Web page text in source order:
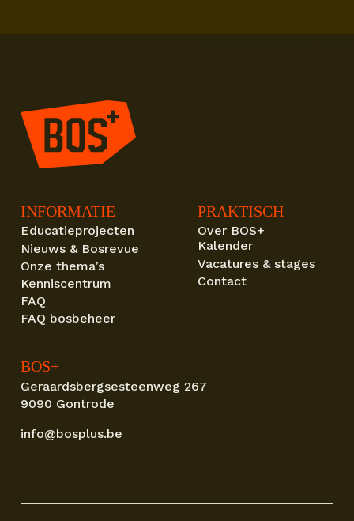
INFORMATIE
Educatieprojecten
Nieuws & Bosrevue
Onze thema’s
Kenniscentrum
FAQ
FAQ bosbeheer
PRAKTISCH
Over BOS+
Kalender
Vacatures & stages
Contact
BOS+
Geraardsbergsesteenweg 267
9090 Gontrode
info@bosplus.be